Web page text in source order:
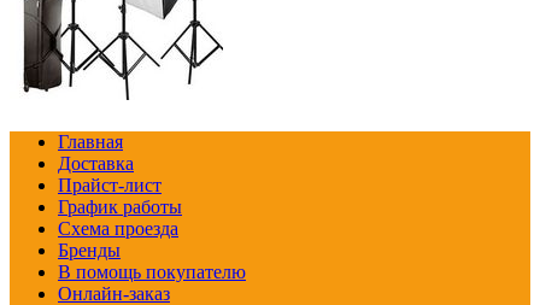
Главная
Доставка
Прайст-лист
График работы
Схема проезда
Бренды
В помощь покупателю
Онлайн-заказ